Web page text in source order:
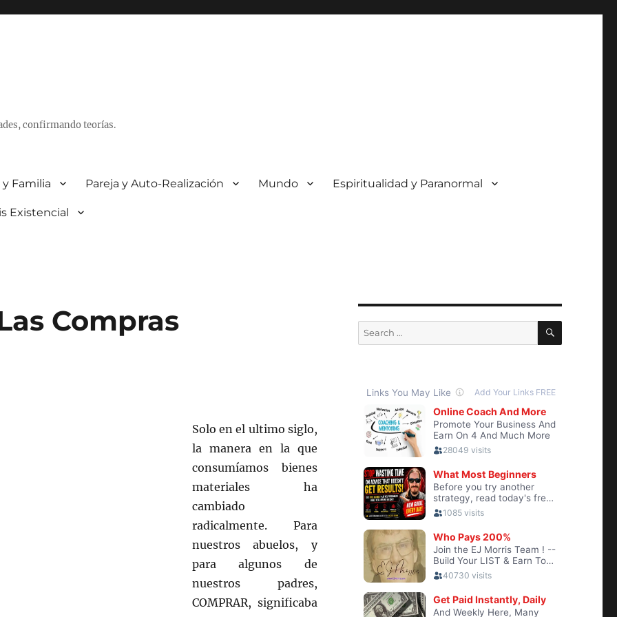
confirmando teorías.
Familia Pareja y Auto-Realización Mundo Espiritualidad y Paranormal
Existencial
Compras
Solo en el ultimo siglo,
la manera en la que
consumíamos bienes
materiales ha
cambiado
radicalmente. Para
nuestros abuelos, y
para algunos de
nuestros padres,
COMPRAR, significaba
Search
for:
SEARCH